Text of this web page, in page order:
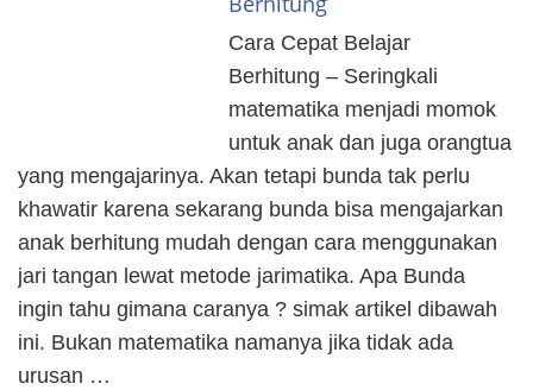
Cara Cepat Belajar
Berhitung – Seringkali
matematika menjadi momok
untuk anak dan juga orangtua
yang mengajarinya. Akan tetapi bunda tak perlu
khawatir karena sekarang bunda bisa mengajarkan
anak berhitung mudah dengan cara menggunakan
jari tangan lewat metode jarimatika. Apa Bunda
ingin tahu gimana caranya ? simak artikel dibawah
ini. Bukan matematika namanya jika tidak ada
urusan …